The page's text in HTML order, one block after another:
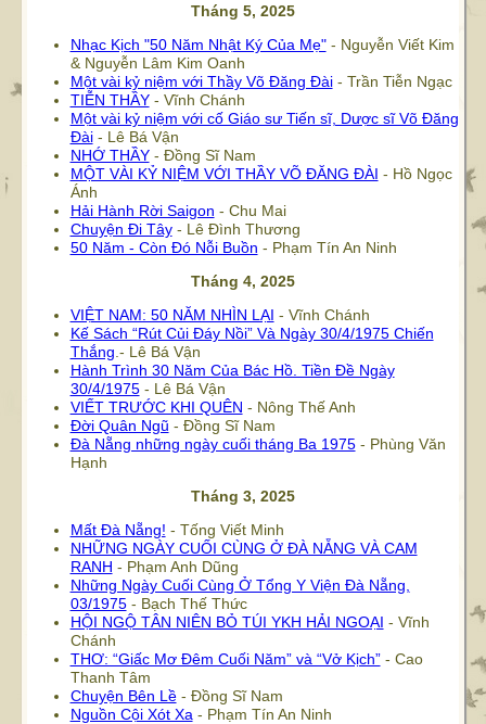
Tháng 5, 2025
Nhạc Kịch "50 Năm Nhật Ký Của Mẹ"- Nguyễn Viết Kim
& Nguyễn Lâm Kim Oanh
Một vài kỷ niệm với Thầy Võ Đăng Đài- Trần Tiễn Ngạc
TIỄN THẦY- Vĩnh Chánh
Một vài kỷ niệm với cố Giáo sư Tiến sĩ, Dược sĩ Võ Đăng
Đài- Lê Bá Vận
NHỚ THẦY- Đồng Sĩ Nam
MỘT VÀI KỶ NIỆM VỚI THẦY VÕ ĐĂNG ĐÀI - Hồ Ngọc
Ánh
Hải Hành Rời Saigon - Chu Mai
Chuyện Đi Tây- Lê Đình Thương
50 Năm - Còn Đó Nỗi Buồn - Phạm Tín An Ninh
Tháng 4, 2025
VIỆT NAM: 50 NĂM NHÌN LẠI - Vĩnh Chánh
Kế Sách “Rút Củi Đáy Nồi” Và Ngày 30/4/1975 Chiến
Thắng .- Lê Bá Vận
Hành Trình 30 Năm Của Bác Hồ. Tiền Đề Ngày
30/4/1975- Lê Bá Vận
VIẾT TRƯỚC KHI QUÊN - Nông Thế Anh
Đời Quân Ngũ - Đồng Sĩ Nam
Đà Nẵng những ngày cuối tháng Ba 1975- Phùng Văn
Hạnh
Tháng 3, 2025
Mất Đà Nẵng! - Tống Viết Minh
NHỮNG NGÀY CUỐI CÙNG Ở ĐÀ NẴNG VÀ CAM
RANH - Phạm Anh Dũng
Những Ngày Cuối Cùng Ở Tổng Y Viện Đà Nẵng,
03/1975- Bạch Thế Thức
HỘI NGỘ TÂN NIÊN BỎ TÚI YKH HẢI NGOẠI - Vĩnh
Chánh
THƠ: “Giấc Mơ Đêm Cuối Năm” và “Vở Kịch”- Cao
Thanh Tâm
Chuyện Bên Lề- Đồng Sĩ Nam
Nguồn Cội Xót Xa - Phạm Tín An Ninh